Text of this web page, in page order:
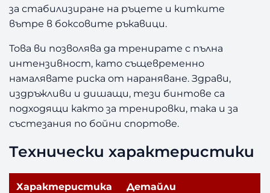
S
a
t
a
M
u
e
r
e
H
a
n
за стабилизиране на ръцете и китките
вътре в боксовите ръкавици.
Това ви позволява да тренирате с пълна
интензивност, като същевременно
намалявате риска от нараняване. Здрави,
издръжливи и дишащи, тези бинтове са
подходящи както за тренировки, така и за
състезания по бойни спортове.
Технически характеристики
Характеристика Детайли